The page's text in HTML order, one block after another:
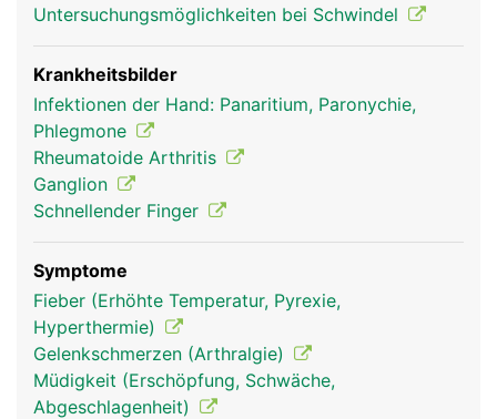
Untersuchungsmöglichkeiten bei Schwindel
Krankheitsbilder
Infektionen der Hand: Panaritium, Paronychie,
Phlegmone
Rheumatoide Arthritis
Ganglion
Schnellender Finger
Symptome
Fieber (Erhöhte Temperatur, Pyrexie,
Hyperthermie)
Gelenkschmerzen (Arthralgie)
Müdigkeit (Erschöpfung, Schwäche,
Abgeschlagenheit)